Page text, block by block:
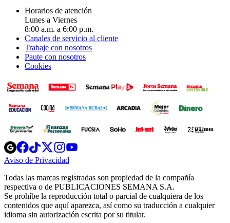
Horarios de atención
Lunes a Viernes
8:00 a.m. a 6:00 p.m.
Canales de servicio al cliente
Trabaje con nosotros
Paute con nosotros
Cookies
Opens
in
new
Opens
in
new
Opens
in
new
window
Opens
new
windowwindow
Aviso de Privacidad
new
window
Todas las marcas registradas son propiedad de la compañía
respectiva o de PUBLICACIONES SEMANA S.A.
Se prohíbe la reproducción total o parcial de cualquiera de los
contenidos que aquí aparezca, así como su traducción a cualquier
idioma sin autorización escrita por su titular.